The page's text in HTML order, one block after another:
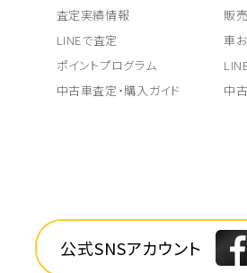
査定実績情報
LINEで査定
ポイントプログラム
中古車査定・購入ガイド
販
車
中
公式SNSアカウント